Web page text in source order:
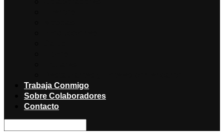
Trabaja Conmigo
Sobre Colaboradores
Contacto